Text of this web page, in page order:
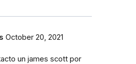
October 20, 2021
un james scott por